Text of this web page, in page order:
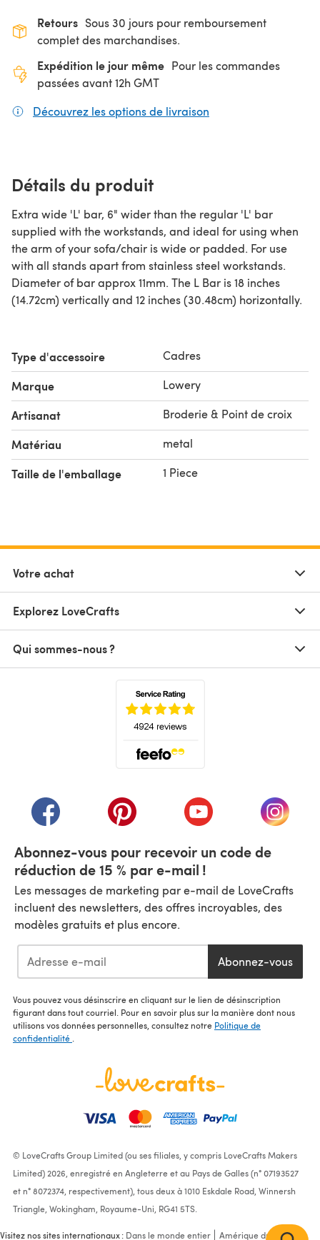
Retours Sous 30 jours pour remboursement
complet des marchandises.
Expédition le jour même Pour les commandes
passées avant 12h GMT
Découvrez les options de livraison
Détails du produit
Extra wide 'L' bar, 6" wider than the regular 'L' bar
supplied with the workstands, and ideal for using when
the arm of your sofa/chair is wide or padded. For use
with all stands apart from stainless steel workstands.
Diameter of bar approx 11mm. The L Bar is 18 inches
(14.72cm) vertically and 12 inches (30.48cm) horizontally.
Type d'accessoire Cadres
Marque Lowery
Artisanat Broderie & Point de croix
Matériau metal
Taille de l'emballage 1 Piece
Votre achat
Explorez LoveCrafts
Qui sommes-nous ?
(s'ouvre dans un nouvel onglet)
(s'ouvre dans un nouvel onglet)
(s'ouvre dans un(s'ouvre
Abonnez-vous pour recevoir un code de
réduction de 15 % par e-mail !
Les messages de marketing par e-mail de LoveCrafts
incluent des newsletters, des offres incroyables, des
modèles gratuits et plus encore.
Abonnez-vous
Vous pouvez vous désinscrire en cliquant sur le lien de désinscription
figurant dans tout courriel. Pour en savoir plus sur la manière dont nous
utilisons vos données personnelles, consultez notre Politique de
confidentialité
© LoveCrafts Group Limited (ou ses filiales, y compris LoveCrafts Makers
Limited) 2026, enregistré en Angleterre et au Pays de Galles (n° 07193527
et n° 8072374, respectivement), tous deux à 1010 Eskdale Road, Winnersh
Triangle, Wokingham, Royaume-Uni, RG41 5TS.
Visitez nos sites internationaux : Dans le monde entier Amérique du Nord